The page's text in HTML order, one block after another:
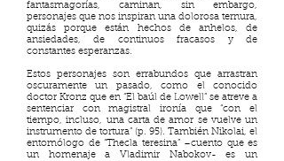
fantasmagorías, caminan, sin embargo,
personajes que nos inspiran una dolorosa ternura,
quizás porque están hechos de anhelos, de
ansiedades, de continuos fracasos y de
constantes esperanzas.
Estos personajes son errabundos que arrastran
oscuramente un pasado, como el conocido
doctor Kronz que en “El baúl de Lowell” se atreve a
sentenciar con magistral ironía que “con el
tiempo, incluso, una carta de amor se vuelve un
instrumento de tortura” (p. 95). También Nikolai, el
entomólogo de “Thecla teresina” –cuento que es
un homenaje a Vladimir Nabokov- es un